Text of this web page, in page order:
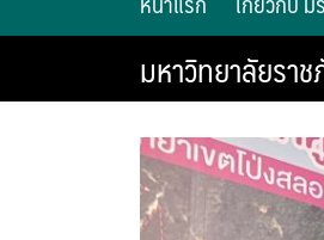
มหาวิทยาลัยรา